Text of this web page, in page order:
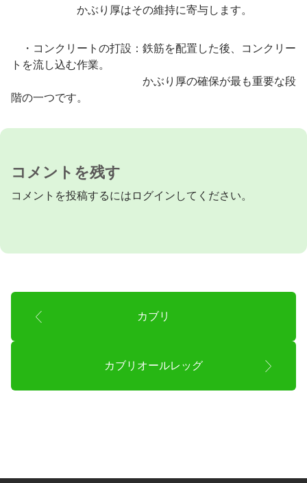
かぶり厚はその維持に寄与します。
・コンクリートの打設：鉄筋を配置した後、コンクリー
トを流し込む作業。
かぶり厚の確保が最も重要な段
階の一つです。
コメントを残す
コメントを投稿するには ログイン してください。
カブリ
カブリオールレッグ